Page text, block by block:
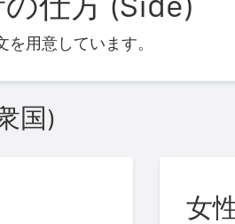
用意しています。
国)
女